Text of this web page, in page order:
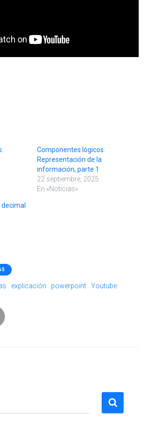
Componentes lógicos:
Representación de la
información, parte 1
22 septiembre, 2025
En «Noticias»
explicación powerpoint Youtube